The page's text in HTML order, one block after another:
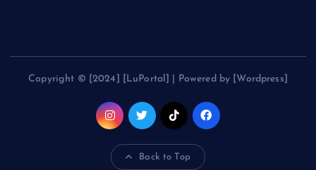
Copyright © [2024] [LuPortal] | Powered by [Wordpress]
Back to Top